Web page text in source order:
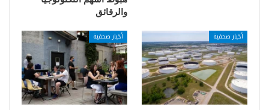
والرقائق
أخبار صحفية أخبار صحفية